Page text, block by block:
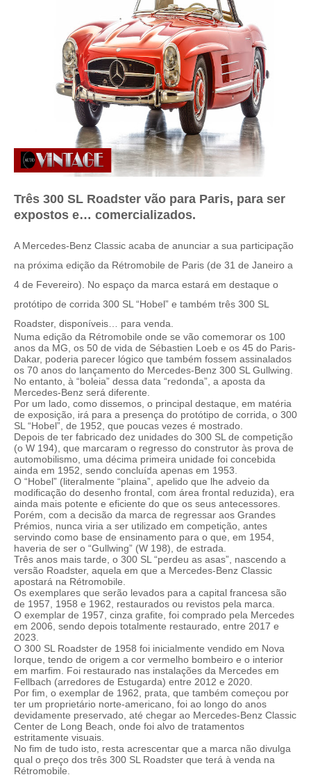
Três 300 SL Roadster vão para Paris, para ser
expostos e… comercializados.
A Mercedes-Benz Classic acaba de anunciar a sua participação
na próxima edição da Rétromobile de Paris (de 31 de Janeiro a
4 de Fevereiro). No espaço da marca estará em destaque o
protótipo de corrida 300 SL “Hobel” e também três 300 SL
Roadster, disponíveis… para venda.
Numa edição da Rétromobile onde se vão comemorar os 100
anos da MG, os 50 de vida de Sébastien Loeb e os 45 do Paris-
Dakar, poderia parecer lógico que também fossem assinalados
os 70 anos do lançamento do Mercedes-Benz 300 SL Gullwing.
No entanto, à “boleia” dessa data “redonda”, a aposta da
Mercedes-Benz será diferente.
Por um lado, como dissemos, o principal destaque, em matéria
de exposição, irá para a presença do protótipo de corrida, o 300
SL “Hobel”, de 1952, que poucas vezes é mostrado.
Depois de ter fabricado dez unidades do 300 SL de competição
(o W 194), que marcaram o regresso do construtor às prova de
automobilismo, uma décima primeira unidade foi concebida
ainda em 1952, sendo concluída apenas em 1953.
O “Hobel” (literalmente “plaina”, apelido que lhe adveio da
modificação do desenho frontal, com área frontal reduzida), era
ainda mais potente e eficiente do que os seus antecessores.
Porém, com a decisão da marca de regressar aos Grandes
Prémios, nunca viria a ser utilizado em competição, antes
servindo como base de ensinamento para o que, em 1954,
haveria de ser o “Gullwing” (W 198), de estrada.
Três anos mais tarde, o 300 SL “perdeu as asas”, nascendo a
versão Roadster, aquela em que a Mercedes-Benz Classic
apostará na Rétromobile.
Os exemplares que serão levados para a capital francesa são
de 1957, 1958 e 1962, restaurados ou revistos pela marca.
O exemplar de 1957, cinza grafite, foi comprado pela Mercedes
em 2006, sendo depois totalmente restaurado, entre 2017 e
2023.
O 300 SL Roadster de 1958 foi inicialmente vendido em Nova
Iorque, tendo de origem a cor vermelho bombeiro e o interior
em marfim. Foi restaurado nas instalações da Mercedes em
Fellbach (arredores de Estugarda) entre 2012 e 2020.
Por fim, o exemplar de 1962, prata, que também começou por
ter um proprietário norte-americano, foi ao longo do anos
devidamente preservado, até chegar ao Mercedes-Benz Classic
Center de Long Beach, onde foi alvo de tratamentos
estritamente visuais.
No fim de tudo isto, resta acrescentar que a marca não divulga
qual o preço dos três 300 SL Roadster que terá à venda na
Rétromobile.